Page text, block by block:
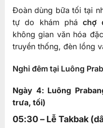
Đoàn dùng bữa tối tại
tự do khám pháchợ
không gian văn hóa
truyền thống, đèn lồng
Nghỉ đêm tại Luông
Ngày 4: Luông
trưa, tối)
05:30 – Lễ Takbak